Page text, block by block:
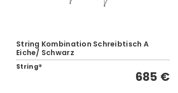
String Kombination Schreibtisch A
Eiche/ Schwarz
String®
685 €